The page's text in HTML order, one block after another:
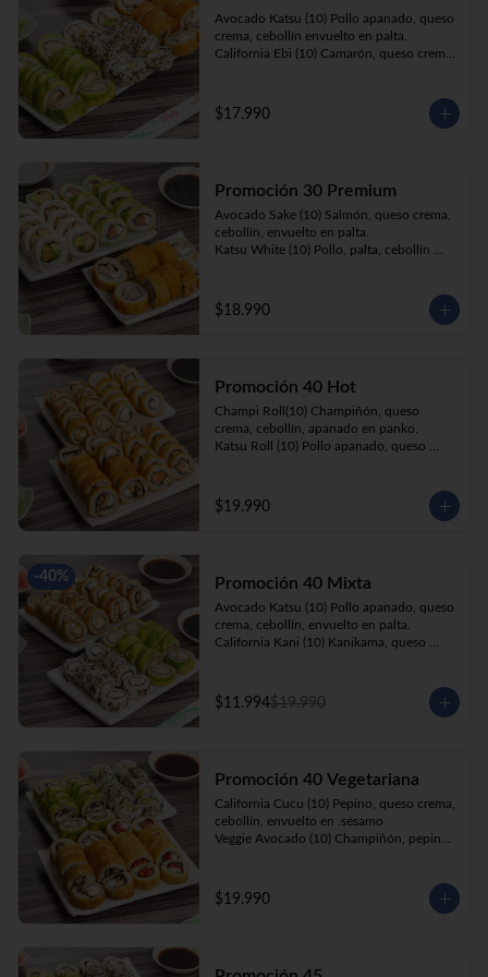
crema envuelto en panko.
Avocado Katsu (10) Pollo apanado, queso
crema, cebollín envuelto en palta.
California Ebi (10) Camarón, queso crema,
crema, cebollín, apanado en panko.
$17.990
Promoción 30 Premium
Avocado Sake (10) Salmón, queso crema,
cebollín, envuelto en palta.
Katsu White (10) Pollo, palta, cebollín
cebollín, apanado en panko.
$18.990
Promoción 40 Hot
Champi Roll(10) Champiñón, queso
crema, cebollín, apanado en panko.
Katsu Roll (10) Pollo apanado, queso
cebollín, apanado en panko.
Kani Roll(10) Kanikama, queso crema,
$19.990
-40% Promoción 40 Mixta
Avocado Katsu (10) Pollo apanado, queso
crema, cebollín, envuelto en palta.
California Kani (10) Kanikama, queso
crema, cebollín, apanado en panko.
Champi Roll (10) Champiñón, queso
$11.994$19.990
Promoción 40 Vegetariana
California Cucu (10) Pepino, queso crema,
cebollín, envuelto en .sésamo
Veggie Avocado (10) Champiñón, pepino,
crema envuelto en panko.
Champi Roll(10) Champiñón, queso
$19.990